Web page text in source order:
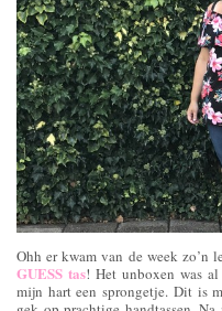
Ohh er kwam van de week zo’n
GUESS tas! Het unboxen was
mijn hart een sprongetje. Dit is